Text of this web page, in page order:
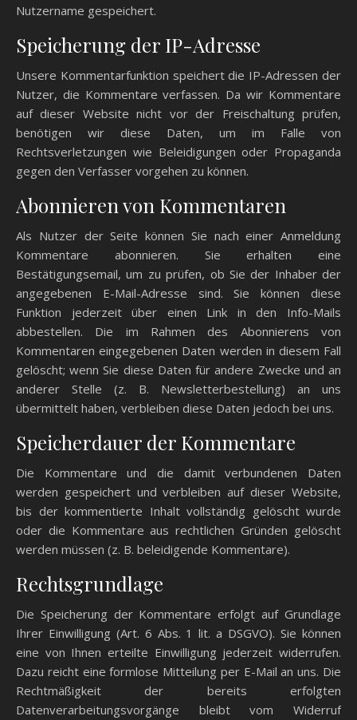
Nutzername gespeichert.
Speicherung der IP-Adresse
Unsere Kommentarfunktion speichert die IP-Adressen der
Nutzer, die Kommentare verfassen. Da wir Kommentare
auf dieser Website nicht vor der Freischaltung prüfen,
benötigen wir diese Daten, um im Falle von
Rechtsverletzungen wie Beleidigungen oder Propaganda
gegen den Verfasser vorgehen zu können.
Abonnieren von Kommentaren
Als Nutzer der Seite können Sie nach einer Anmeldung
Kommentare abonnieren. Sie erhalten eine
Bestätigungsemail, um zu prüfen, ob Sie der Inhaber der
angegebenen E-Mail-Adresse sind. Sie können diese
Funktion jederzeit über einen Link in den Info-Mails
abbestellen. Die im Rahmen des Abonnierens von
Kommentaren eingegebenen Daten werden in diesem Fall
gelöscht; wenn Sie diese Daten für andere Zwecke und an
anderer Stelle (z. B. Newsletterbestellung) an uns
übermittelt haben, verbleiben diese Daten jedoch bei uns.
Speicherdauer der Kommentare
Die Kommentare und die damit verbundenen Daten
werden gespeichert und verbleiben auf dieser Website,
bis der kommentierte Inhalt vollständig gelöscht wurde
oder die Kommentare aus rechtlichen Gründen gelöscht
werden müssen (z. B. beleidigende Kommentare).
Rechtsgrundlage
Die Speicherung der Kommentare erfolgt auf Grundlage
Ihrer Einwilligung (Art. 6 Abs. 1 lit. a DSGVO). Sie können
eine von Ihnen erteilte Einwilligung jederzeit widerrufen.
Dazu reicht eine formlose Mitteilung per E-Mail an uns. Die
Rechtmäßigkeit der bereits erfolgten
Datenverarbeitungsvorgänge bleibt vom Widerruf